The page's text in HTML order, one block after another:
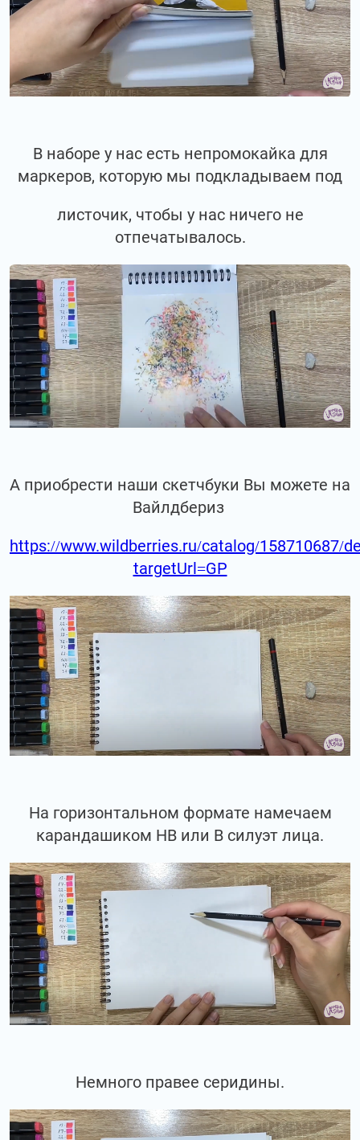
В наборе у нас есть непромокайка для
маркеров, которую мы подкладываем под
листочик, чтобы у нас ничего не
отпечатывалось.
А приобрести наши скетчбуки Вы можете на
Вайлдбериз
https://www.wildberries.ru/catalog/158710687/
targetUrl=GP
На горизонтальном формате намечаем
карандашиком НВ или В силуэт лица.
Немного правее серидины.